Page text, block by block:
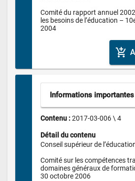
Comité du rapport annuel
les besoins de l’éducation –
add_shopping_cart
Informations importantes
Contenu : 2017-03-006 \ 4
Détail du contenu
Conseil supérieur de
Comité sur les compétences
domaines généraux de
30 octobre 2006